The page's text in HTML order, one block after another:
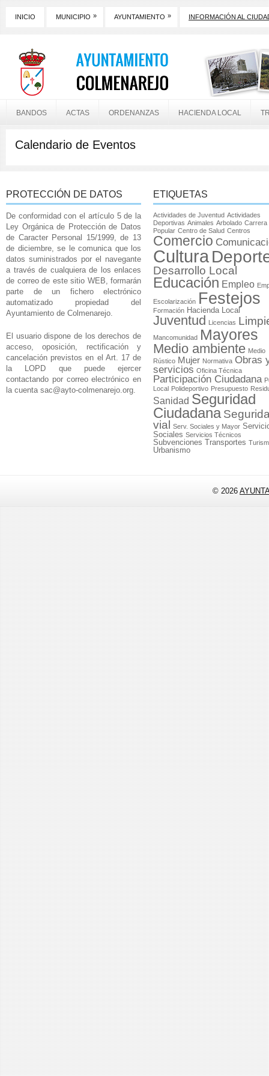
INICIO MUNICIPIO » AYUNTAMIENTO » INFORMACIÓN AL
BANDOS ACTAS ORDENANZAS HACIENDA LOCAL
Calendario de Eventos
PROTECCIÓN DE DATOS
De conformidad con el artículo 5 de la
Ley Orgánica de Protección de Datos
de Caracter Personal 15/1999, de 13
de diciembre, se le comunica que los
datos suministrados por el navegante
a través de cualquiera de los enlaces
de correo de este sitio WEB, formarán
parte de un fichero electrónico
automatizado propiedad del
Ayuntamiento de Colmenarejo.
El usuario dispone de los derechos de
acceso, oposición, rectificación y
cancelación previstos en el Art. 17 de
la LOPD que puede ejercer
contactando por correo electrónico en
la cuenta sac@ayto-colmenarejo.org.
ETIQUETAS
Actividades de Juventud Actividades
Deportivas Animales Arbolado Carrera
Popular Centro de Salud Centros
Comercio
Cultura
Desarrollo Local
Educación Empleo
Escolarización Festejos
Formación Hacienda Local
Juventud Licencias
Mancomunidad Mayores
Medio ambiente Medio
Rústico Mujer Normativa Obras
servicios Oficina Técnica
Participación Ciudadana
Local Polideportivo Presupuesto
Sanidad Seguridad
Ciudadana
vial
Serv. Sociales y Mayor
Sociales Servicios Técnicos
Subvenciones Transportes
Urbanismo
© 2026